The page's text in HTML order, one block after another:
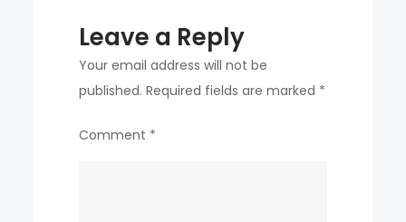
Leave a Reply
Your email address will not be
published. Required fields are marked *
Comment *